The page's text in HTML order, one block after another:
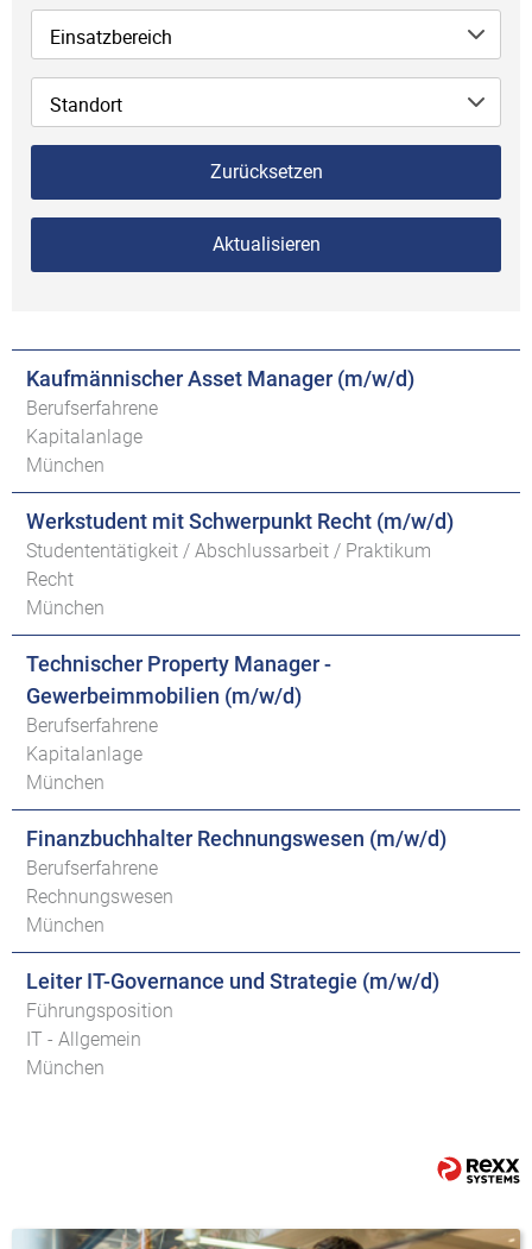
Einsatzbereich
Standort
Zurücksetzen
Aktualisieren
Kaufmännischer Asset Manager (m/w/d)
Berufserfahrene
Kapitalanlage
München
Werkstudent mit Schwerpunkt Recht (m/w/d)
Studententätigkeit / Abschlussarbeit / Praktikum
Recht
München
Technischer Property Manager -
Gewerbeimmobilien (m/w/d)
Berufserfahrene
Kapitalanlage
München
Finanzbuchhalter Rechnungswesen (m/w/d)
Berufserfahrene
Rechnungswesen
München
Leiter IT-Governance und Strategie (m/w/d)
Führungsposition
IT - Allgemein
München